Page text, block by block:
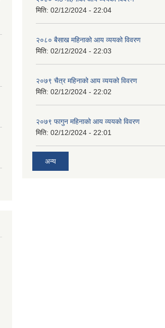
मिति: 02/12/2024 - 22:04
२०८० बैसाख महिनाको आय व्ययको विवरण
मिति: 02/12/2024 - 22:03
२०७९ चैत्र महिनाको आय व्ययको विवरण
मिति: 02/12/2024 - 22:02
२०७९ फागुन महिनाको आय व्ययको विवरण
मिति: 02/12/2024 - 22:01
अन्य